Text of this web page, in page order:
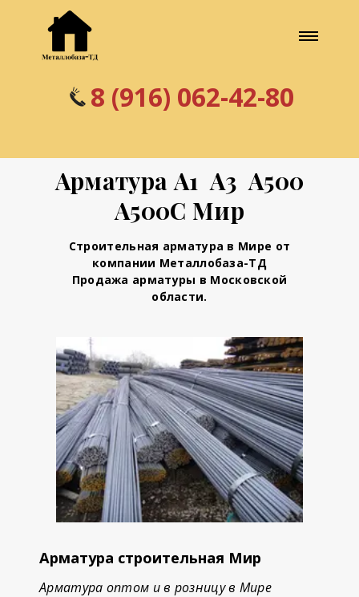
8 (916) 062-42-80
Арматура А1 А3 А500
А500С Мир
Строительная арматура в Мире от
компании Металлобаза-ТД
Продажа арматуры в Московской
области.
Арматура строительная Мир
Арматура оптом и в розницу в Мире